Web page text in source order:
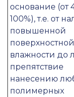
основание (от
100%), т.е. от
повышенной
поверхностной
влажности до
препятствие
нанесению
полимерных